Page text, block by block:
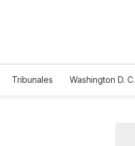
Tribunales Washington D. C.